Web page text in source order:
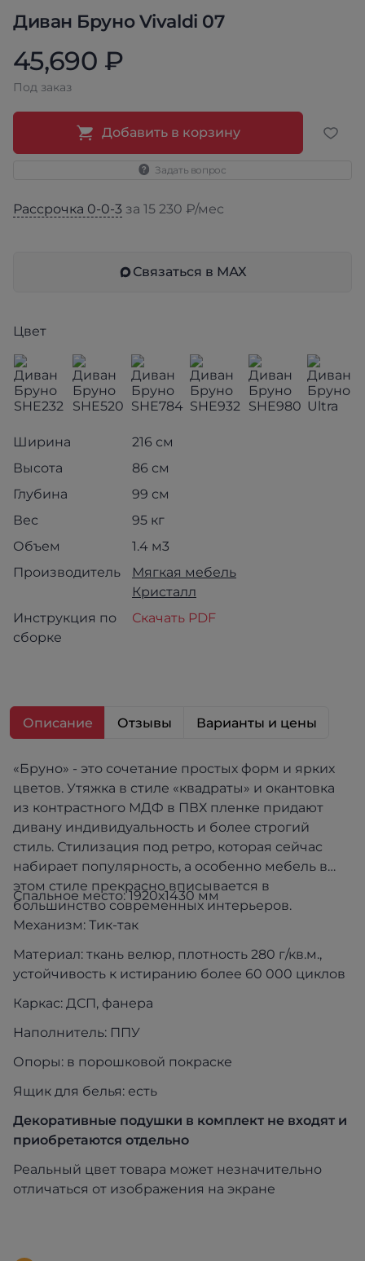
Диван Бруно Vivaldi 07
45,690 ₽
Под заказ
Добавить в корзину
Задать вопрос
Рассрочка 0-0-3 за 15 230 ₽/мес
Связаться в МАХ
Цвет
Ширина
216 см
Высота
86 см
Глубина
99 см
Вес
95 кг
Объем
1.4 м3
Производитель
Мягкая мебель
Кристалл
Инструкция по
сборке
Скачать PDF
Описание Отзывы Варианты и цены
«Бруно» - это сочетание простых форм и ярких
цветов. Утяжка в стиле «квадраты» и окантовка
из контрастного МДФ в ПВХ пленке придают
дивану индивидуальность и более строгий
стиль. Стилизация под ретро, которая сейчас
набирает популярность, а особенно мебель в
этом стиле прекрасно вписывается в
большинство современных интерьеров.
Спальное место: 1920х1430 мм
Механизм: Тик-так
Материал: ткань велюр, плотность 280 г/кв.м.,
устойчивость к истиранию более 60 000 циклов
Каркас: ДСП, фанера
Наполнитель: ППУ
Опоры: в порошковой покраске
Ящик для белья: есть
Декоративные подушки в комплект не входят и
приобретаются отдельно
Реальный цвет товара может незначительно
отличаться от изображения на экране